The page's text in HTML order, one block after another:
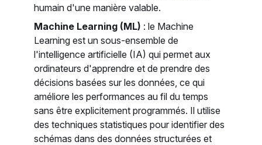
humain d'une manière valable.
Machine Learning (ML) : le Machine
Learning est un sous-ensemble de
l'intelligence artificielle (IA) qui permet aux
ordinateurs d'apprendre et de prendre des
décisions basées sur les données, ce qui
améliore les performances au fil du temps
sans être explicitement programmés. Il utilise
des techniques statistiques pour identifier des
schémas dans des données structurées et